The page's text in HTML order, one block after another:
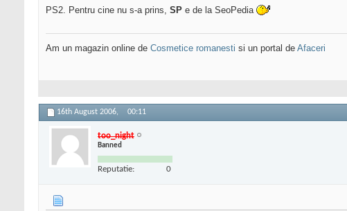
PS2. Pentru cine nu s-a prins, SP e de la SeoPedia
Am un magazin online de Cosmetice romanesti si un portal de Afaceri
16th August 2006, 00:11
too_night
Banned
Reputatie: 0